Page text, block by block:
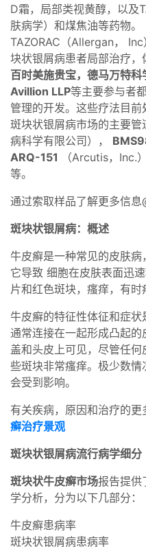
D霜，局部类视黄醇，以及
肤病学）和煤焦油等药物。
TAZORAC（Allergan，
块状银屑病患者局部治疗，
百时美施贵宝，德马万特
Avillion LLP等主要参与者
管理的开发。这些疗法目前
斑块状银屑病市场的主要管
病科学有限公司），
ARQ-151
（Arcutis，Inc.
等。
通过索取样品了解更多信息
斑块状银屑病：概述
牛皮癣是一种常见的皮肤病
它导致 细胞在皮肤表面迅
片和红色斑块，瘙痒，有时
牛皮癣的特征性体征和症
通常连接在一起形成凸起
盖和头皮上可见，尽管任
些斑块非常瘙痒。极少数
会受到影响。
有关疾病，原因和治疗的更
癣治疗景观
斑块状银屑病流行病学细分
斑块状牛皮癣市场报告提供
学分析，分为以下几部分：
牛皮癣患病率
斑块状银屑病患病率